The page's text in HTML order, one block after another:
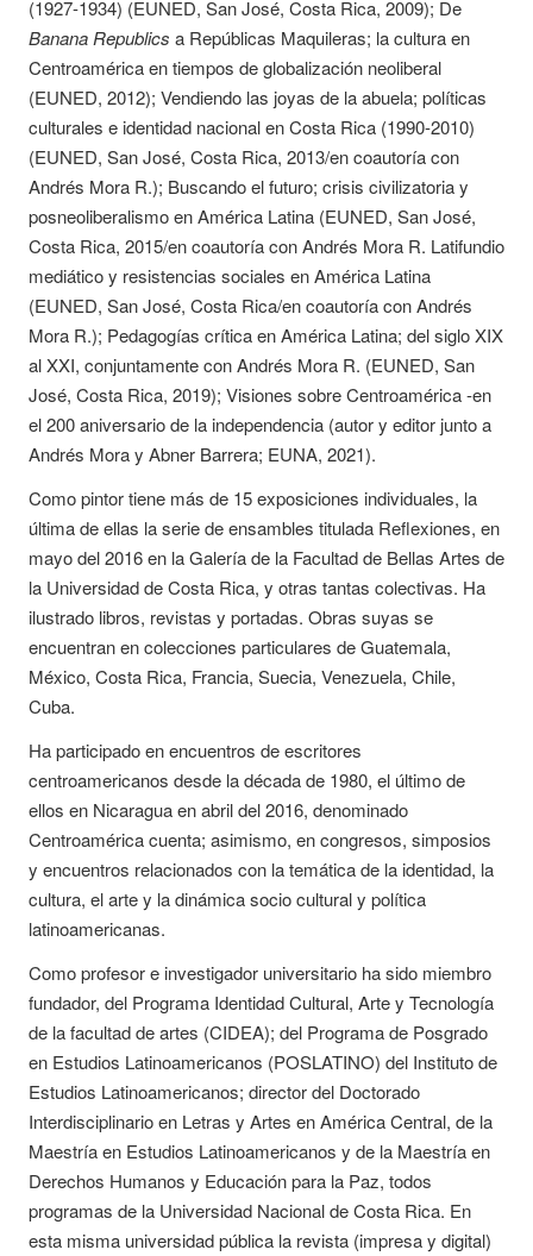
(1927-1934) (EUNED, San José, Costa Rica, 2009); De
Banana Republics a Repúblicas Maquileras; la cultura en
Centroamérica en tiempos de globalización neoliberal
(EUNED, 2012); Vendiendo las joyas de la abuela; políticas
culturales e identidad nacional en Costa Rica (1990-2010)
(EUNED, San José, Costa Rica, 2013/en coautoría con
Andrés Mora R.); Buscando el futuro; crisis civilizatoria y
posneoliberalismo en América Latina (EUNED, San José,
Costa Rica, 2015/en coautoría con Andrés Mora R. Latifundio
mediático y resistencias sociales en América Latina
(EUNED, San José, Costa Rica/en coautoría con Andrés
Mora R.); Pedagogías crítica en América Latina; del siglo XIX
al XXI, conjuntamente con Andrés Mora R. (EUNED, San
José, Costa Rica, 2019); Visiones sobre Centroamérica -en
el 200 aniversario de la independencia (autor y editor junto a
Andrés Mora y Abner Barrera; EUNA, 2021).
Como pintor tiene más de 15 exposiciones individuales, la
última de ellas la serie de ensambles titulada Reflexiones, en
mayo del 2016 en la Galería de la Facultad de Bellas Artes de
la Universidad de Costa Rica, y otras tantas colectivas. Ha
ilustrado libros, revistas y portadas. Obras suyas se
encuentran en colecciones particulares de Guatemala,
México, Costa Rica, Francia, Suecia, Venezuela, Chile,
Cuba.
Ha participado en encuentros de escritores
centroamericanos desde la década de 1980, el último de
ellos en Nicaragua en abril del 2016, denominado
Centroamérica cuenta; asimismo, en congresos, simposios
y encuentros relacionados con la temática de la identidad, la
cultura, el arte y la dinámica socio cultural y política
latinoamericanas.
Como profesor e investigador universitario ha sido miembro
fundador, del Programa Identidad Cultural, Arte y Tecnología
de la facultad de artes (CIDEA); del Programa de Posgrado
en Estudios Latinoamericanos (POSLATINO) del Instituto de
Estudios Latinoamericanos; director del Doctorado
Interdisciplinario en Letras y Artes en América Central, de la
Maestría en Estudios Latinoamericanos y de la Maestría en
Derechos Humanos y Educación para la Paz, todos
programas de la Universidad Nacional de Costa Rica. En
esta misma universidad pública la revista (impresa y digital)